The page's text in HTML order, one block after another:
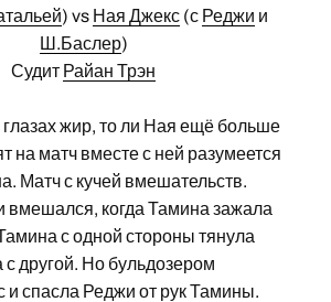
) vs Ная Джекс (с Реджи и
Ш.Баслер)
Судит Райан Трэн
глазах жир, то ли Ная ещё больше
на матч вместе с ней разумеется
Матч с кучей вмешательств.
когда Тамина зажала
с одной стороны тянула
другой. Но бульдозером
и спасла Реджи от рук Тамины.